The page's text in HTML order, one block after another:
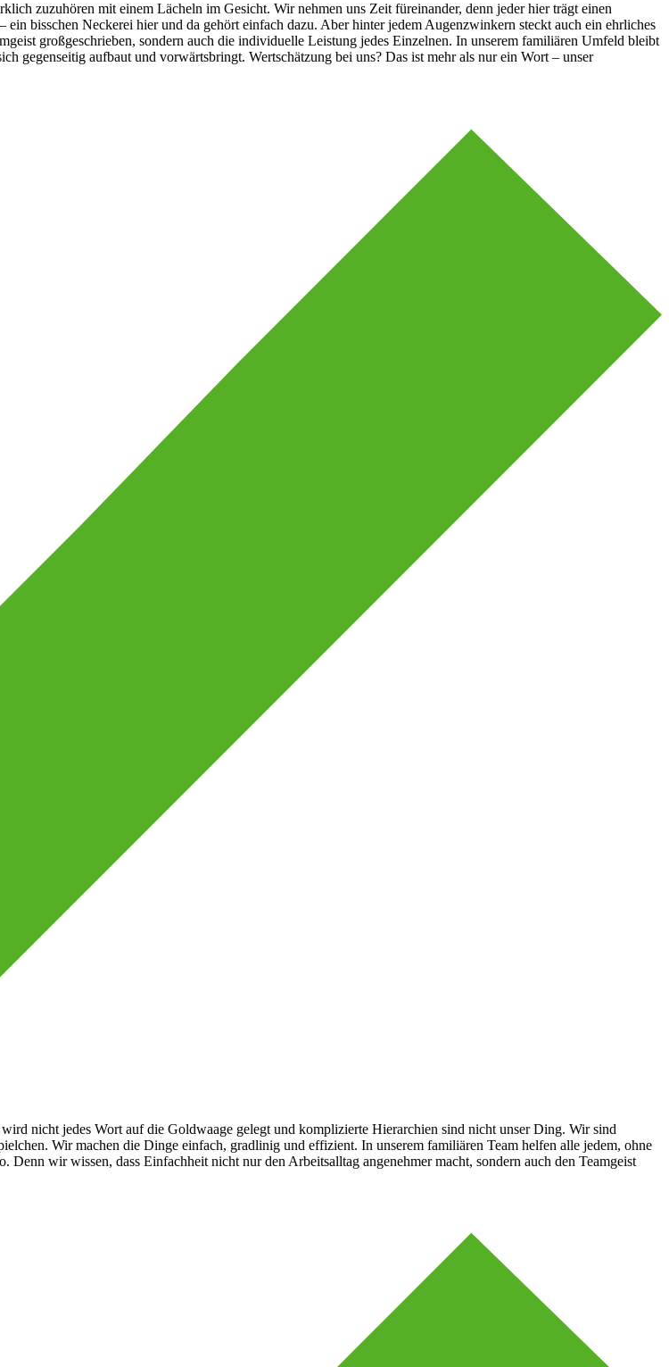
zuzuhören mit einem Lächeln im Gesicht. Wir nehmen uns Zeit füreinander, denn jeder hier trägt einen
bisschen Neckerei hier und da gehört einfach dazu. Aber hinter jedem Augenzwinkern steckt auch ein ehrliches
großgeschrieben, sondern auch die individuelle Leistung jedes Einzelnen. In unserem familiären Umfeld bleibt
gegenseitig aufbaut und vorwärtsbringt. Wertschätzung bei uns? Das ist mehr als nur ein Wort – unser
nicht jedes Wort auf die Goldwaage gelegt und komplizierte Hierarchien sind nicht unser Ding. Wir sind
Wir machen die Dinge einfach, gradlinig und effizient. In unserem familiären Team helfen alle jedem, ohne
wir wissen, dass Einfachheit nicht nur den Arbeitsalltag angenehmer macht, sondern auch den Teamgeist